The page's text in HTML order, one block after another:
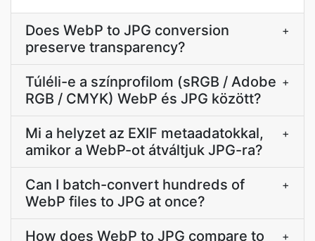
Does WebP to JPG conversion
preserve transparency?
+
Túléli-e a színprofilom (sRGB / Adobe
RGB / CMYK) WebP és JPG között?
+
Mi a helyzet az EXIF metaadatokkal,
amikor a WebP-ot átváltjuk JPG-ra?
+
Can I batch-convert hundreds of
WebP files to JPG at once?
+
How does WebP to JPG compare to
+